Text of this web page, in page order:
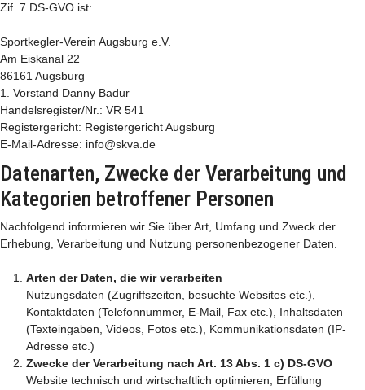
Zif. 7 DS-GVO ist:
Sportkegler-Verein Augsburg e.V.
Am Eiskanal 22
86161 Augsburg
1. Vorstand Danny Badur
Handelsregister/Nr.: VR 541
Registergericht: Registergericht Augsburg
E-Mail-Adresse: info@skva.de
Datenarten, Zwecke der Verarbeitung und
Kategorien betroffener Personen
Nachfolgend informieren wir Sie über Art, Umfang und Zweck der
Erhebung, Verarbeitung und Nutzung personenbezogener Daten.
Arten der Daten, die wir verarbeiten
Nutzungsdaten (Zugriffszeiten, besuchte Websites etc.),
Kontaktdaten (Telefonnummer, E-Mail, Fax etc.), Inhaltsdaten
(Texteingaben, Videos, Fotos etc.), Kommunikationsdaten (IP-
Adresse etc.)
Zwecke der Verarbeitung nach Art. 13 Abs. 1 c) DS-GVO
Website technisch und wirtschaftlich optimieren, Erfüllung